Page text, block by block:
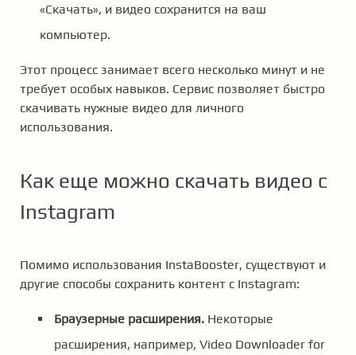
«Скачать», и видео сохранится на ваш
компьютер.
Этот процесс занимает всего несколько минут и не
требует особых навыков. Сервис позволяет быстро
скачивать нужные видео для личного
использования.
Как еще можно скачать видео с
Instagram
Помимо использования InstaBooster, существуют и
другие способы сохранить контент с Instagram:
Браузерные расширения. Некоторые
расширения, например, Video Downloader for